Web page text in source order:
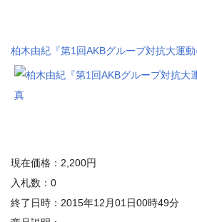
柏木由紀『第1回AKBグループ対抗大運
現在価格：2,200円
入札数：0
終了日時：2015年12月01日00時49分